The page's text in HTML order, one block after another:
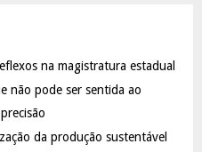
A
C
na magistratura estadual
não pode ser sentida ao
da produção sustentável